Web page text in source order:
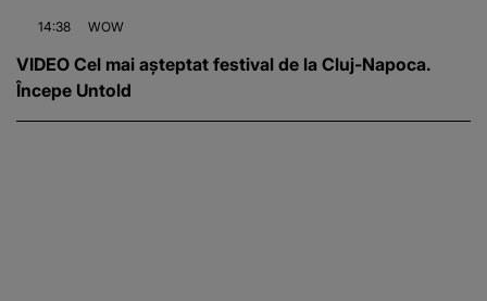
14:38 WOW
VIDEO Cel mai așteptat festival de la Cluj-Napoca.
Începe Untold